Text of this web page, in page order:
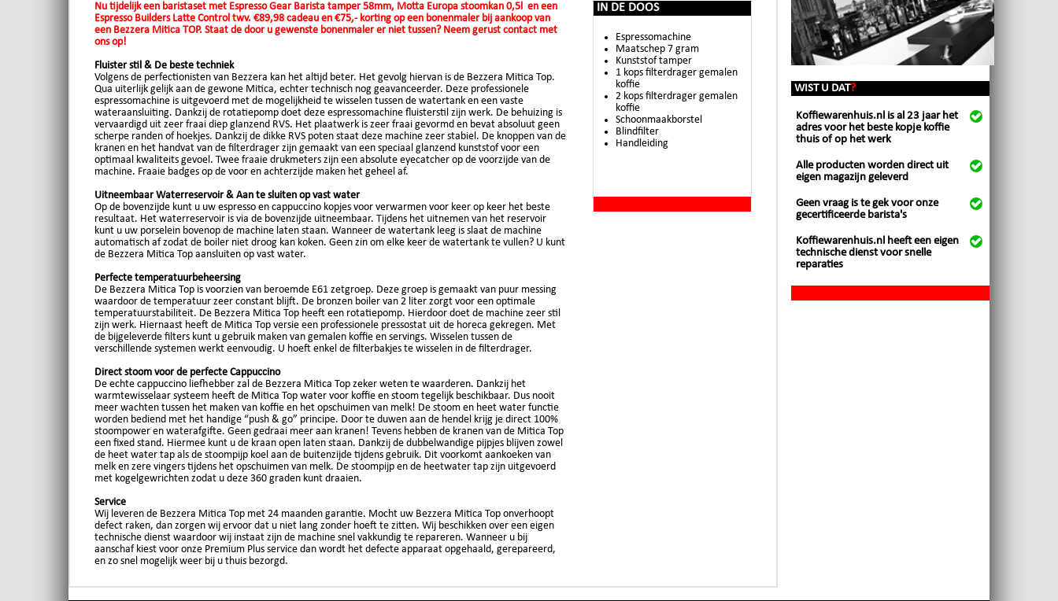
Nu tijdelijk een baristaset met Espresso Gear Barista tamper 58mm, Motta Europa stoomkan 0,5l en een
Espresso Builders Latte Control twv. €89,98 cadeau en €75,- korting op een bonenmaler bij aankoop van
een Bezzera Mitica TOP. Staat de door u gewenste bonenmaler er niet tussen? Neem gerust contact met
ons op!
Fluister stil & De beste techniek
Volgens de perfectionisten van Bezzera kan het altijd beter. Het gevolg hiervan is de Bezzera Mitica Top.
Qua uiterlijk gelijk aan de gewone Mitica, echter technisch nog geavanceerder. Deze professionele
espressomachine is uitgevoerd met de mogelijkheid te wisselen tussen de watertank en een vaste
wateraansluiting. Dankzij de rotatiepomp doet deze espressomachine fluisterstil zijn werk. De behuizing is
vervaardigd uit zeer fraai diep glanzend RVS. Het plaatwerk is zeer fraai gevormd en bevat absoluut geen
scherpe randen of hoekjes. Dankzij de dikke RVS poten staat deze machine zeer stabiel. De knoppen van de
kranen en het handvat van de filterdrager zijn gemaakt van een speciaal glanzend kunststof voor een
optimaal kwaliteits gevoel. Twee fraaie drukmeters zijn een absolute eyecatcher op de voorzijde van de
machine. Fraaie badges op de voor en achterzijde maken het geheel af.
Uitneembaar Waterreservoir & Aan te sluiten op vast water
Op de bovenzijde kunt u uw espresso en cappuccino kopjes voor verwarmen voor keer op keer het beste
resultaat. Het waterreservoir is via de bovenzijde uitneembaar. Tijdens het uitnemen van het reservoir
kunt u uw porselein bovenop de machine laten staan. Wanneer de watertank leeg is slaat de machine
automatisch af zodat de boiler niet droog kan koken. Geen zin om elke keer de watertank te vullen? U kunt
de Bezzera Mitica Top aansluiten op vast water.
Perfecte temperatuurbeheersing
De Bezzera Mitica Top is voorzien van beroemde E61 zetgroep. Deze groep is gemaakt van puur messing
waardoor de temperatuur zeer constant blijft. De bronzen boiler van 2 liter zorgt voor een optimale
temperatuurstabiliteit. De Bezzera Mitica Top heeft een rotatiepomp. Hierdoor doet de machine zeer stil
zijn werk. Hiernaast heeft de Mitica Top versie een professionele pressostat uit de horeca gekregen. Met
de bijgeleverde filters kunt u gebruik maken van gemalen koffie en servings. Wisselen tussen de
verschillende systemen werkt eenvoudig. U hoeft enkel de filterbakjes te wisselen in de filterdrager.
Direct stoom voor de perfecte Cappuccino
De echte cappuccino liefhebber zal de Bezzera Mitica Top zeker weten te waarderen. Dankzij het
warmtewisselaar systeem heeft de Mitica Top water voor koffie en stoom tegelijk beschikbaar. Dus nooit
meer wachten tussen het maken van koffie en het opschuimen van melk! De stoom en heet water functie
worden bediend met het handige “push & go” principe. Door te duwen aan de hendel krijg je direct 100%
stoompower en waterafgifte. Geen gedraai meer aan kranen! Tevens hebben de kranen van de Mitica Top
een fixed stand. Hiermee kunt u de kraan open laten staan. Dankzij de dubbelwandige pijpjes blijven zowel
de heet water tap als de stoompijp koel aan de buitenzijde tijdens gebruik. Dit voorkomt aankoeken van
melk en zere vingers tijdens het opschuimen van melk. De stoompijp en de heetwater tap zijn uitgevoerd
met kogelgewrichten zodat u deze 360 graden kunt draaien.
Service
Wij leveren de Bezzera Mitica Top met 24 maanden garantie. Mocht uw Bezzera Mitica Top onverhoopt
defect raken, dan zorgen wij ervoor dat u niet lang zonder hoeft te zitten. Wij beschikken over een eigen
technische dienst waardoor wij instaat zijn de machine snel vakkundig te repareren. Wanneer u bij
aanschaf kiest voor onze Premium Plus service dan wordt het defecte apparaat opgehaald, gerepareerd,
en zo snel mogelijk weer bij u thuis bezorgd.
IN DE DOOS
Espressomachine
Maatschep 7 gram
Kunststof tamper
1 kops filterdrager gemalen
koffie
2 kops filterdrager gemalen
koffie
Schoonmaakborstel
Blindfilter
Handleiding
WIST U DAT?
Koffiewarenhuis.nl is al 23 jaar het
adres voor het beste kopje koffie
thuis of op het werk
Alle producten worden direct uit
eigen magazijn geleverd
Geen vraag is te gek voor onze
gecertificeerde barista's
Koffiewarenhuis.nl heeft een eigen
technische dienst voor snelle
reparaties